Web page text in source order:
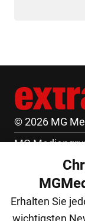
© 2026 MG
MG
Burgring 1/7
1010 Wien
+43 (1) 522 14
Erhalten Sie
wichtigsten